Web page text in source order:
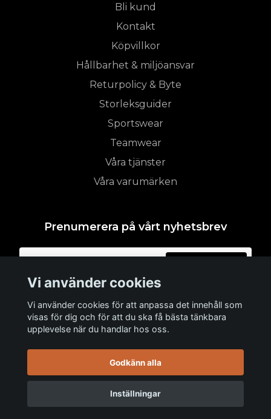
Bli kund
Kontakt
Köpvillkor
Hållbarhet & miljöansvar
Returpolicy & Byte
Storleksguider
Sportswear
Teamwear
Våra tjänster
Våra varumärken
Prenumerera på vårt nyhetsbrev
© 2026 WEARHAUS
Vi använder cookies
Vi använder cookies för att anpassa det innehåll som
visas för dig och för att du ska få bästa tänkbara
upplevelse när du handlar hos oss.
Godkänn alla
Inställningar